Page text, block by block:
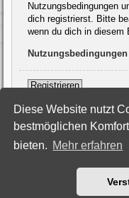
Diese Website nutzt
bestmöglichen
bieten. Mehr erfahren
Nutzungsbedingungen
dich registrierst. Bitte
wenn du dich in diesem
Nutzungsbedingungen
Registrieren
Foren-Übersicht
Powered byphpBB® Forum